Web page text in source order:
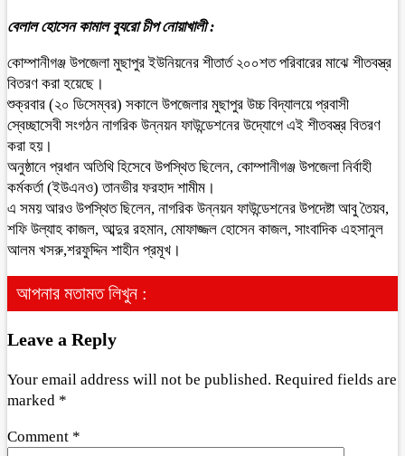
বেলাল হোসেন কামাল ব্যুরো চীপ নোয়াখালী :
কোম্পানীগঞ্জ উপজেলা মুছাপুর ইউনিয়নের শীতার্ত ২০০শত পরিবারের মাঝে শীতবস্ত্র
বিতরণ করা হয়েছে।
শুক্রবার (২০ ডিসেম্বর) সকালে উপজেলার মুছাপুর উচ্চ বিদ্যালয়ে প্রবাসী
স্বেচ্ছাসেবী সংগঠন নাগরিক উন্নয়ন ফাউন্ডেশনের উদ্যোগে এই শীতবস্ত্র বিতরণ
করা হয়।
অনুষ্ঠানে প্রধান অতিথি হিসেবে উপস্থিত ছিলেন, কোম্পানীগঞ্জ উপজেলা নির্বাহী
কর্মকর্তা (ইউএনও) তানভীর ফরহাদ শামীম।
এ সময় আরও উপস্থিত ছিলেন, নাগরিক উন্নয়ন ফাউন্ডেশনের উপদেষ্টা আবু তৈয়ব,
শফি উল্যাহ কাজল, আব্দুর রহমান, মোফাজ্জল হোসেন কাজল, সাংবাদিক এহসানুল
আলম খসরু,শরফুদ্দিন শাহীন প্রমূখ।
আপনার মতামত লিখুন :
Leave a Reply
Your email address will not be published. Required fields are
marked *
Comment *